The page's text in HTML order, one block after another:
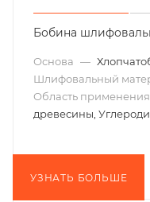
Бобина
Основа —
Шлифовальный
Область применения
древесины,
УЗНАТЬ БОЛЬШЕ